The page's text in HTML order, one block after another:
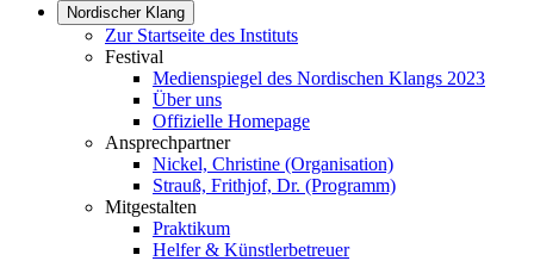
Nordischer Klang
Zur Startseite des Instituts
Festival
Medienspiegel des Nordischen Klangs 2023
Über uns
Offizielle Homepage
Ansprechpartner
Nickel, Christine (Organisation)
Strauß, Frithjof, Dr. (Programm)
Mitgestalten
Praktikum
Helfer & Künstlerbetreuer